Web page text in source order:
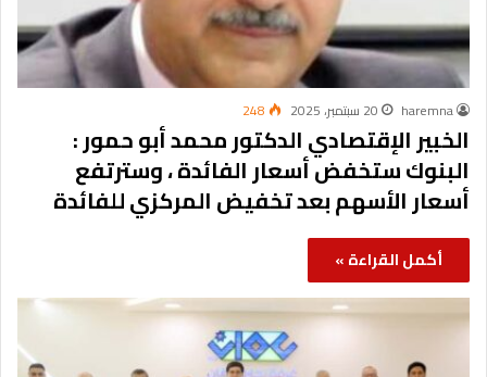
haremna 20 سبتمبر، 2025 248
الخبير الإقتصادي الدكتور محمد أبو حمور :
البنوك ستخفض أسعار الفائدة ، وسترتفع
أسعار الأسهم بعد تخفيض المركزي للفائدة
أكمل القراءة »